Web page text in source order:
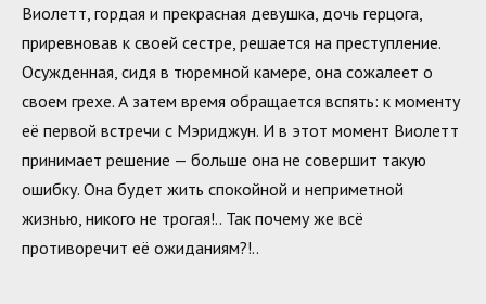
Виолетт, гордая и прекрасная девушка, дочь герцога,
приревновав к своей сестре, решается на преступление.
Осужденная, сидя в тюремной камере, она сожалеет о
своем грехе. А затем время обращается вспять: к моменту
её первой встречи с Мэриджун. И в этот момент Виолетт
принимает решение — больше она не совершит такую
ошибку. Она будет жить спокойной и неприметной
жизнью, никого не трогая!.. Так почему же всё
противоречит её ожиданиям?!..